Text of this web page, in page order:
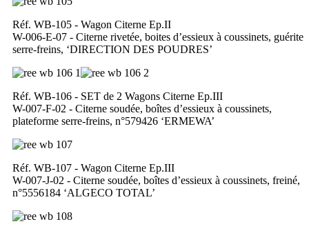
Réf. WB-105 - Wagon Citerne Ep.II
W-006-E-07 - Citerne rivetée, boites d’essieux à coussinets, guérite
serre-freins, ‘DIRECTION DES POUDRES’
Réf. WB-106 - SET de 2 Wagons Citerne Ep.III
W-007-F-02 - Citerne soudée, boîtes d’essieux à coussinets,
plateforme serre-freins, n°579426 ‘ERMEWA’
Réf. WB-107 - Wagon Citerne Ep.III
W-007-J-02 - Citerne soudée, boîtes d’essieux à coussinets, freiné,
n°5556184 ‘ALGECO TOTAL’